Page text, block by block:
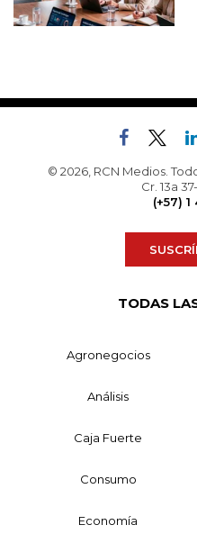
© 2026, RCN Medios.
Cr. 13a
(+57)
TODAS
Agronegocios
Análisis
Caja Fuerte
Consumo
Economía